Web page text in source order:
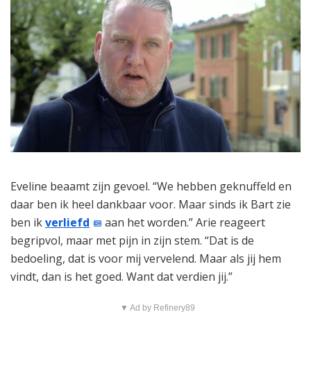
Eveline beaamt zijn gevoel. “We hebben geknuffeld en
daar ben ik heel dankbaar voor. Maar sinds ik Bart zie
ben ikverliefd
aan het worden.” Arie reageert
begripvol, maar met pijn in zijn stem. “Dat is de
bedoeling, dat is voor mij vervelend. Maar als jij hem
vindt, dan is het goed. Want dat verdien jij.”
▼ Ad by Refinery89